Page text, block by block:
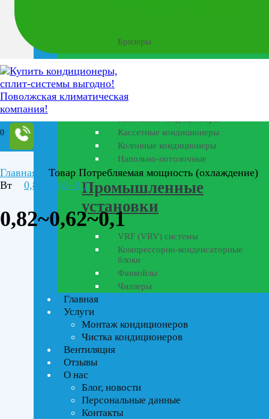
0
Бризеры
Полупромышленные
кондиционеры
Кассетные кондиционеры
Колонные кондиционеры
Напольно-потолочные
Промышленные
установки
VRF (VRV) системы
Компрессорно-конденсаторные
блоки
Фанкойлы
Чиллеры
Главная
Услуги
Монтаж кондиционеров
Чистка кондиционеров
Вентиляция
Отзывы
О нас
Блог, новости
Персональные данные
Контакты
Главная
Товар Потребляемая мощность (охлаждение)
Вт
0,82~0,62~0,1
0,82~0,62~0,1
Ценовой фильтр
ВСЕ АКЦИИ(2)
Тип управления
Инверторное